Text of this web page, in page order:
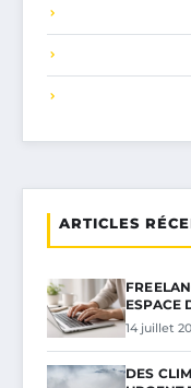
ARTICLES
ESPACE
14 juillet
DES